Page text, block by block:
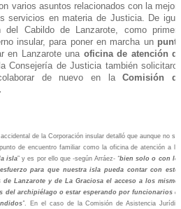
varios asuntos relacionados con la
servicios en materia de Justicia. De
del Cabildo de Lanzarote, como
insular, para poner en marcha un
en Lanzarote una oficina de atención
Consejería de Justicia también
de nuevo en laComisión
de la Corporación insular detalló que aunque no
de encuentro familiar como la oficina de atención a
isla” y es por ello que -según Arráez- “bien solo o con
para que nuestra isla pueda contar con
Lanzarote y de La Graciosa el acceso a los
del archipiélago o estar esperando por funcionarios
”. En el caso de la Comisión de Asistencia